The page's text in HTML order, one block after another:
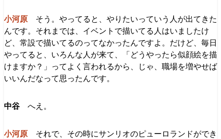
そう。やってると、やりたいっていう人が出てきた
んです。それまでは、イベントで描いてる人はいましたけ
ど、常設で描いてるのってなかったんですよ。だけど、毎日
やってると、いろんな人が来て、「どうやったら似顔絵を描
けますか？」ってよく言われるから、じゃ、職場を増やせば
いいんだなって思ったんです。
へえ。
それで、その時にサンリオのピューロランドができ